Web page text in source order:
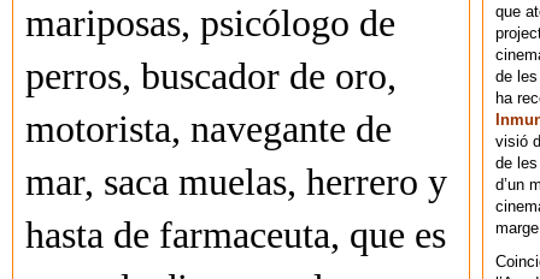
mariposas, psicólogo de
perros, buscador de oro,
motorista, navegante de
mar, saca muelas, herrero y
hasta de farmaceuta, que es
que
de
ha
visió
de
d’un